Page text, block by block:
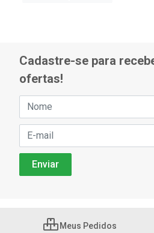
Cadastre-se para
ofertas!
Meus Pedidos